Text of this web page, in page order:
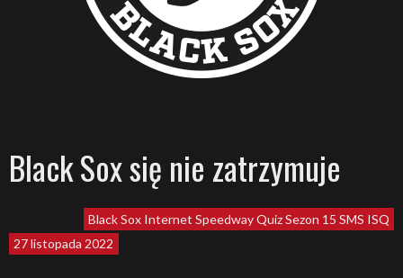
Black Sox się nie zatrzymuje
Black Sox Internet Speedway QuizSezon 15 SMS ISQ
27 listopada 2022